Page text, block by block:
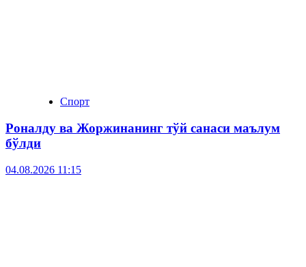
Спорт
Роналду ва Жоржинанинг тўй санаси маълум
бўлди
04.08.2026 11:15